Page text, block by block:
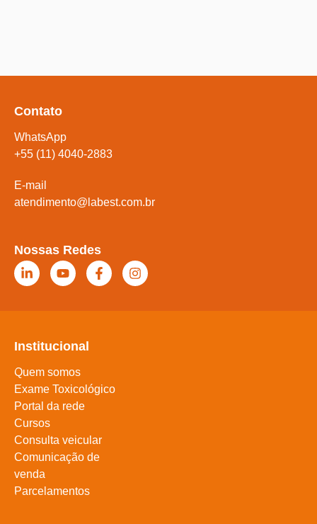
Contato
WhatsApp
+55 (11) 4040-2883
E-mail
atendimento@labest.com.br
Nossas Redes
Institucional
Quem somos
Exame Toxicológico
Portal da rede
Cursos
Consulta veicular
Comunicação de
venda
Parcelamentos